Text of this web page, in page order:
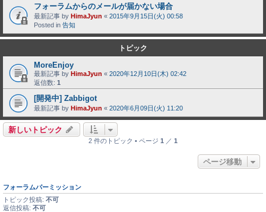
フォーラムからのメールが届かない場合
最新記事 by HimaJyun « 2015年9月15日(火) 00:58
Posted in 告知
トピック
MoreEnjoy
最新記事 by HimaJyun « 2020年12月10日(木) 02:42
返信数: 1
[開発中] Zabbigot
最新記事 by HimaJyun « 2020年6月09日(火) 11:20
新しいトピック
2 件のトピック • ページ 1 ／ 1
ページ移動
フォーラムパーミッション
トピック投稿: 不可
返信投稿: 不可